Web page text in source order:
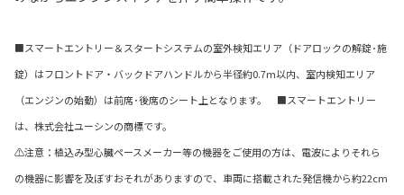
■スマートエントリー＆スタートシステムの室外検知エリア（ドアロックの解錠･施
錠）はフロントドア・バックドアハンドルから半径約0.7m以内、室内検知エリア
（エンジンの始動）は前席･後席のシート上となります。 ■スマートエントリー
は、株式会社ユーシンの商標です。
⚠注意：植込み型心臓ペースメーカー等の機器をご使用の方は、電波によりそれら
の機器に影響を及ぼすおそれがありますので、車両に搭載された発信機から約22cm